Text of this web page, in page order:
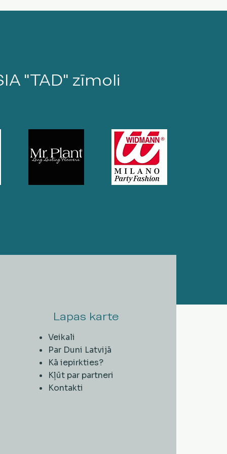
"TAD" zīmoli
Lapas karte
Veikali
Par Duni Latvijā
Kā iepirkties?
Kļūt par partneri
Kontakti